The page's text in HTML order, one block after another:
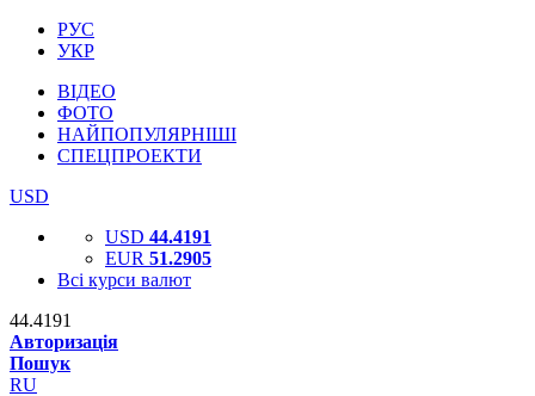
РУС
УКР
ВІДЕО
ФОТО
НАЙПОПУЛЯРНІШІ
СПЕЦПРОЕКТИ
USD
USD 44.4191
EUR 51.2905
Всі курси валют
44.4191
Авторизація
Пошук
RU